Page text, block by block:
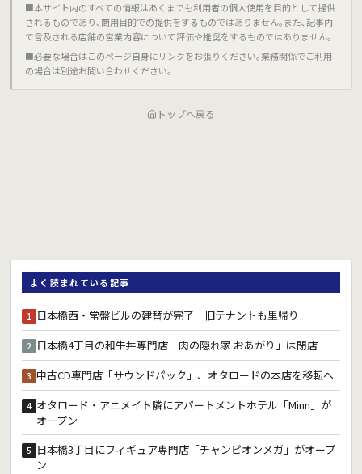
■本サイト内のすべての情報はあくまでも利用者の個人使用を目的として提供
されるものであり､商用目的での提供をするものではありません｡また､記事内
で言及される店舗の営業内容について評価や推奨をするものではありません｡
■必要な場合はこのページ自身にリンクをお張りください｡業務関係でご利用
の場合は別途お問い合わせください｡
トップへ戻る
よく読まれている記事
1 日本橋西・常盤ビルの建替が完了 旧テナントも里帰り
2 日本橋4丁目の和牛丼専門店「肉の隠れ家 おあがり」は閉店
3 中古CD専門店「サウンドパック」、オタロードの本店を移転へ
4 オタロード・アニメイト隣にアパートメントホテル「Minn」が
オープン
5 日本橋3丁目にフィギュア専門店「チャンピオンメガ」がオープ
ン